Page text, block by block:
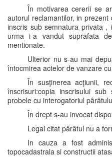
În motivarea cererii se
autorul reclamantilor, in
inscris sub semnatura privata
urma i-a vandut suprafata
mentionate.
Ulterior nu s-au mai
întocmirea actelor de vanzare
În susţinerea acţiunii,
înscrisuri:copia inscrisului
probele cu interogatoriul
În drept s-au invocat
Legal citat pârâtul nu a
In cauza a fost
topocadastrala si constructii